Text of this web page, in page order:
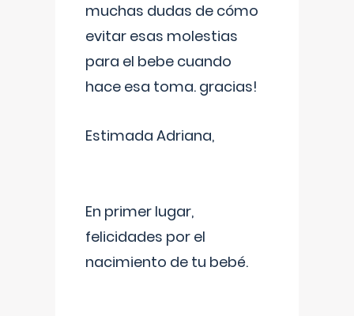
muchas dudas de cómo
evitar esas molestias
para el bebe cuando
hace esa toma. gracias!
Estimada Adriana,
En primer lugar,
felicidades por el
nacimiento de tu bebé.